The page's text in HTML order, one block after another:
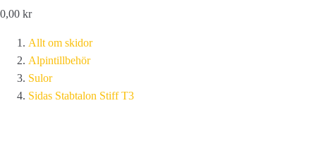
0,00 kr
Allt om skidor
Alpintillbehör
Sulor
Sidas Stabtalon Stiff T3